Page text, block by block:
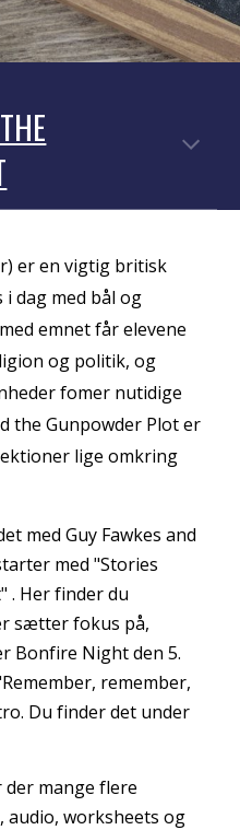
er en vigtig britisk
dag med bål og
emnet får elevene
og politik, og
fomer nutidige
the Gunpowder Plot er
lige omkring
medGuy Fawkes and
med "Stories
. Her finder du
sætter fokus på,
Bonfire Night den 5.
remember,
Du finder det under
der mange flere
audio, worksheetsog